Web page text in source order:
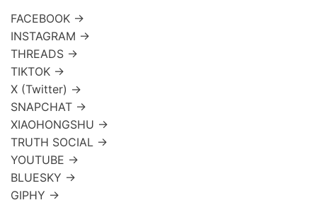
FACEBOOK →
INSTAGRAM →
THREADS →
TIKTOK →
X (Twitter) →
SNAPCHAT →
XIAOHONGSHU →
TRUTH SOCIAL →
YOUTUBE →
BLUESKY →
GIPHY →